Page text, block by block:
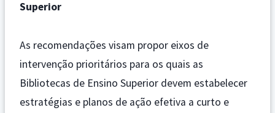
Superior
As recomendações visam propor eixos de
intervenção prioritários para os quais as
Bibliotecas de Ensino Superior devem estabelecer
estratégias e planos de ação efetiva a curto e